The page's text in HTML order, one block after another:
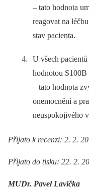
–⁠ tato hodnota
reagovat na
stav pacienta.
U všech
hodnotou
–⁠ tato hodnota
onemocnění a
neuspokojivého
Přijato k recenzi: 2. 2.
Přijato do tisku: 22. 2.
MUDr. Pavel Lavička